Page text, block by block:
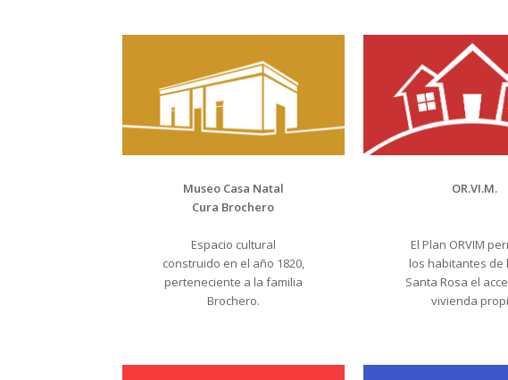
Museo Casa Natal
Cura Brochero
Espacio cultural
construido en el año 1820,
perteneciente a la familia
Brochero.
OR.VI.M.
El Plan ORVIM
los habitantes de
Santa Rosa el
vivienda